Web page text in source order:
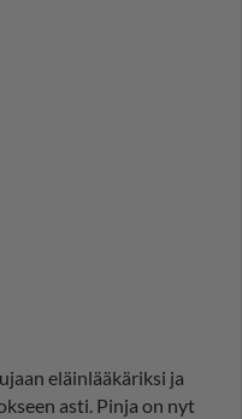
eläinlääkäriksi ja
asti. Pinja on nyt